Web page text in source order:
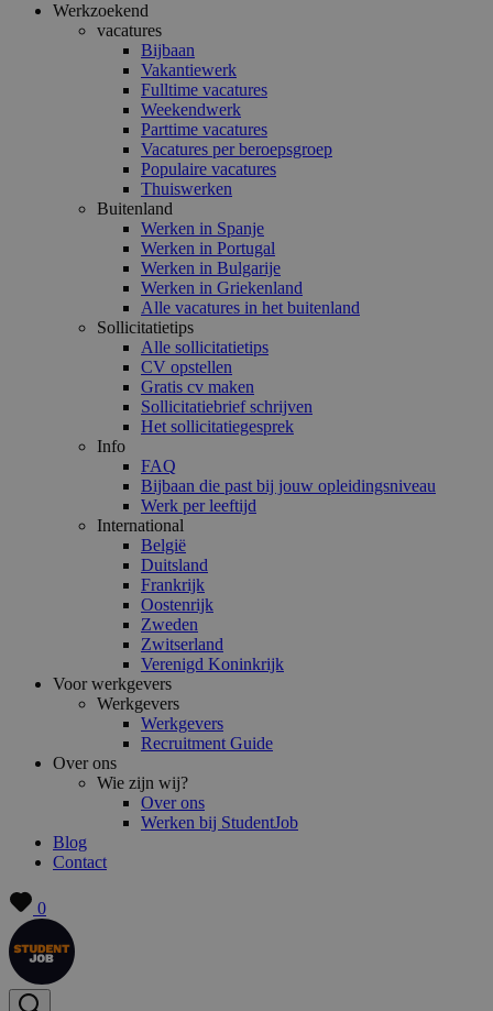
Werkzoekend
vacatures
Bijbaan
Vakantiewerk
Fulltime vacatures
Weekendwerk
Parttime vacatures
Vacatures per beroepsgroep
Populaire vacatures
Thuiswerken
Buitenland
Werken in Spanje
Werken in Portugal
Werken in Bulgarije
Werken in Griekenland
Alle vacatures in het buitenland
Sollicitatietips
Alle sollicitatietips
CV opstellen
Gratis cv maken
Sollicitatiebrief schrijven
Het sollicitatiegesprek
Info
FAQ
Bijbaan die past bij jouw opleidingsniveau
Werk per leeftijd
International
België
Duitsland
Frankrijk
Oostenrijk
Zweden
Zwitserland
Verenigd Koninkrijk
Voor werkgevers
Werkgevers
Werkgevers
Recruitment Guide
Over ons
Wie zijn wij?
Over ons
Werken bij StudentJob
Blog
Contact
0